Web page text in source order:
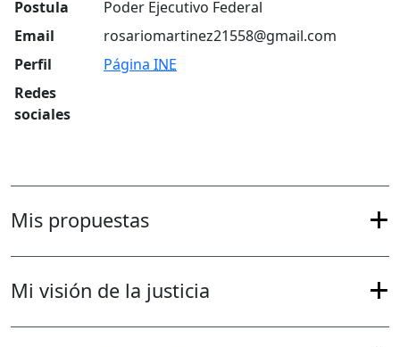
Postula
Poder Ejecutivo Federal
Email
rosariomartinez21558@gmail.com
Perfil
Página INE
Redes
sociales
Mis propuestas
Mi visión de la justicia